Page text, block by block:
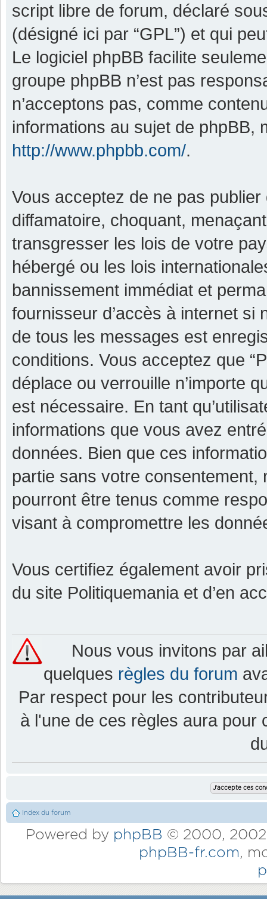
script libre de forum, déclaré
(désigné ici par “GPL”) et qui
Le logiciel phpBB facilite
groupe phpBB n’est pas
n’acceptons pas, comme
informations au sujet de phpBB,
http://www.phpbb.com/.
Vous acceptez de ne pas
diffamatoire, choquant,
transgresser les lois de votre
hébergé ou les lois
bannissement immédiat et
fournisseur d’accès à internet si
de tous les messages est
conditions. Vous acceptez que
déplace ou verrouille n’importe
est nécessaire. En tant
informations que vous avez
données. Bien que ces
partie sans votre consentement,
pourront être tenus comme
visant à compromettre les
Vous certifiez également avoir
du site Politiquemania et d’en
Nous vous invitons par
quelques règles du forum
Par respect pour les
à l'une de ces règles aura pour
Index du forum
Powered by phpBB © 2000,
phpBB-fr.com,